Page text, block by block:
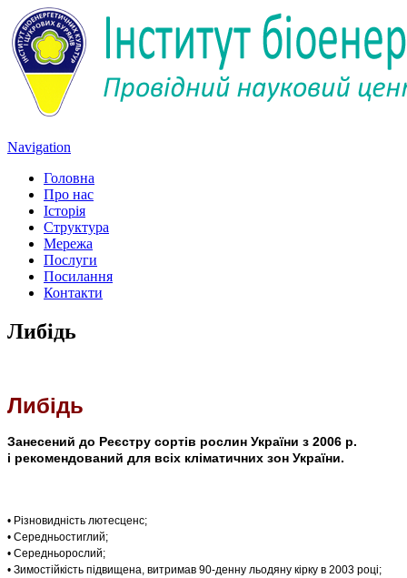
Navigation
Головна
Про нас
Історія
Структура
Мережа
Послуги
Посилання
Контакти
Либідь
Либідь
Занесений до Реєстру сортів рослин України з 2006 р.
і рекомендований для всіх кліматичних зон України.
• Різновидність лютесценс;
• Середньостиглий;
• Середньорослий;
• Зимостійкість підвищена, витримав 90-денну льодяну кірку в 2003 році;